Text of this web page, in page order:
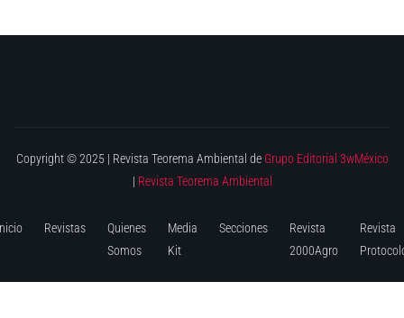
Copyright © 2025 | Revista Teorema Ambiental de Grupo Editorial 3wMéxico
| Revista Teorema Ambiental
Revistas
Quienes
Somos
Media
Kit
Secciones
Revista
2000Agro
Revista